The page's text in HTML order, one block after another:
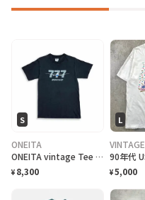
S
ONEITA
ONEITA vintage Tee シングルステッチ Tシャツ BOEING ボーイング
¥ 8,300
L
VINTAGE
¥5,000